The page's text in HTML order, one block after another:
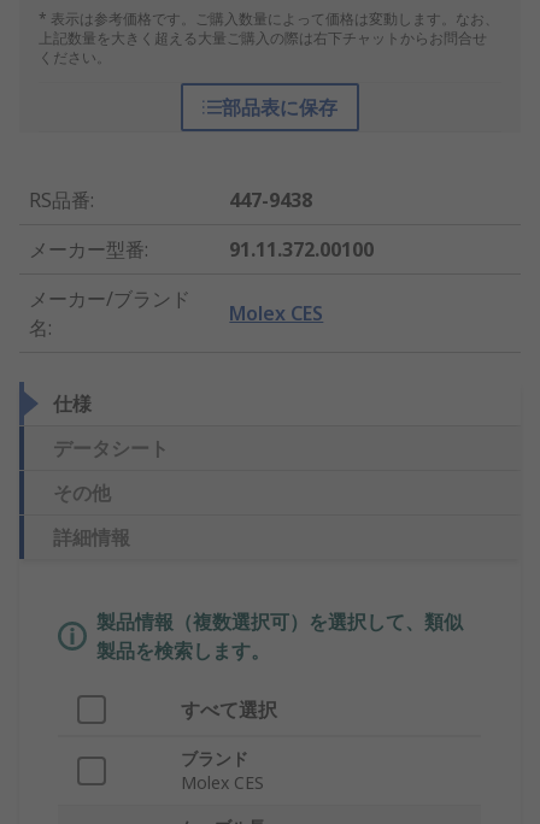
* 表示は参考価格です。ご購入数量によって価格は変動します。なお、
上記数量を大きく超える大量ご購入の際は右下チャットからお問合せ
ください。
部品表に保存
RS品番:
447-9438
メーカー型番:
91.11.372.00100
メーカー/ブランド
名:
Molex CES
仕様
データシート
その他
詳細情報
製品情報（複数選択可）を選択して、類似
製品を検索します。
すべて選択
ブランド
Molex CES